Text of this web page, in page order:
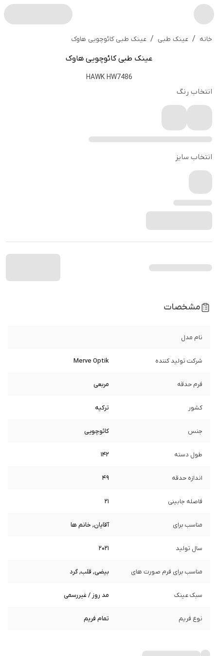
خانه / عینک طبی / عینک طبی کائوچویی هاوک
عینک طبی کائوچویی هاوک
HAWK HW7486
انتخاب رنگ
انتخاب سایز
مشخصات
نام مدل
شرکت تولید کننده Merve Optik
فرم حدقه مربعی
کشور ترکیه
جنس کائوچویی
طول دسته 142
اندازه حدقه 49
فاصله جابینی 21
مناسب برای آقایان, خانم ها
سال تولید 2021
مناسب برای فرم صورت های بیضی, قلب, گرد
سبک عینک مد روز / غیررسمی
نوع فریم تمام فریم